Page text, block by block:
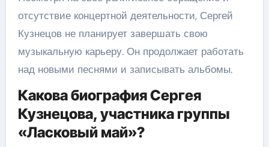
отсутствие концертной деятельности, Сергей
Кузнецов не планирует завершать свою
музыкальную карьеру. Он продолжает работать
над новыми песнями и записывать альбомы.
Какова биография Сергея
Кузнецова, участника группы
«Ласковый май»?